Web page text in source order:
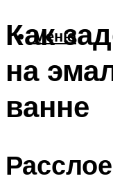
Меню
Как
на
ванне